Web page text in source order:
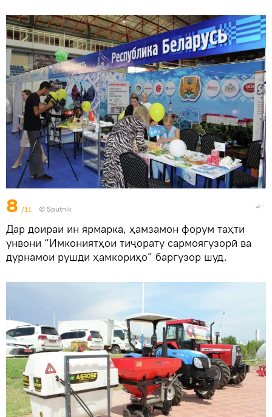
8 /11 © Sputnik
Дар доираи ин ярмарка, ҳамзамон форум таҳти
унвони “Имкониятҳои тиҷорату сармоягузорӣ ва
дурнамои рушди ҳамкориҳо” баргузор шуд.